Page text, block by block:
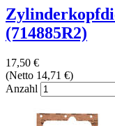
(714885R2)
17,50 €
(Netto 14,71 €)
Anzahl